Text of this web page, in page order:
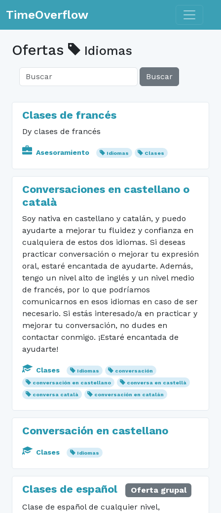
TimeOverflow Toggle
Ofertas Idiomas
Buscar
Clases de francés
Dy clases de francés
Asesoramiento Idiomas Clases
Conversaciones en castellano o
català
Soy nativa en castellano y catalán, y puedo
ayudarte a mejorar tu fluidez y confianza en
cualquiera de estos dos idiomas. Si deseas
practicar conversación o mejorar tu expresión
oral, estaré encantada de ayudarte. Además,
tengo un nivel alto de inglés y un nivel medio
de francés, por lo que podríamos
comunicarnos en esos idiomas en caso de ser
necesario. Si estás interesado/a en practicar y
mejorar tu conversación, no dudes en
contactar conmigo. ¡Estaré encantada de
ayudarte!
Clases Idiomas
conversación
conversación en castellano
conversa en castellà
conversa català
conversación en catalán
Conversación en castellano
Clases Idiomas
Clases de español
Oferta grupal
Clase de español de cualquier nivel,